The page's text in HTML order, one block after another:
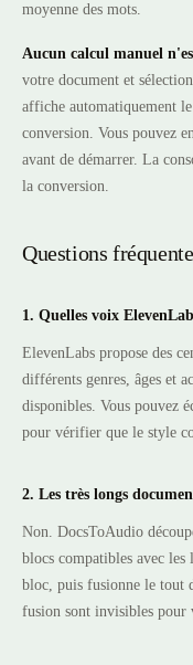
moyenne des mots.
Aucun calcul manuel
votre document et
affiche automatiquement le
conversion. Vous pouvez
avant de démarrer. La
la conversion.
Questions
1. Quelles voix
ElevenLabs propose des
différents genres, âges et
disponibles. Vous pouvez
pour vérifier que le style
2. Les très longs
Non. DocsToAudio
blocs compatibles avec
bloc, puis fusionne le tout
fusion sont invisibles pour